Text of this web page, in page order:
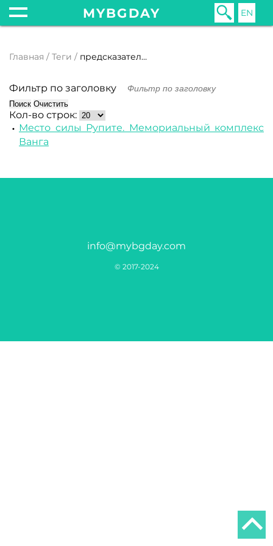
MYBGDAY EN
Главная Теги предсказательница
Фильтр по заголовку
Поиск Очистить
Кол-во строк:
Место силы Рупите. Мемориальный комплекс
Ванга
info@mybgday.com
© 2017-2024